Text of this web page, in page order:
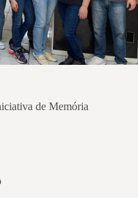
de Memória